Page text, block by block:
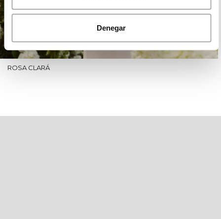
Denegar
ROSA CLARÁ